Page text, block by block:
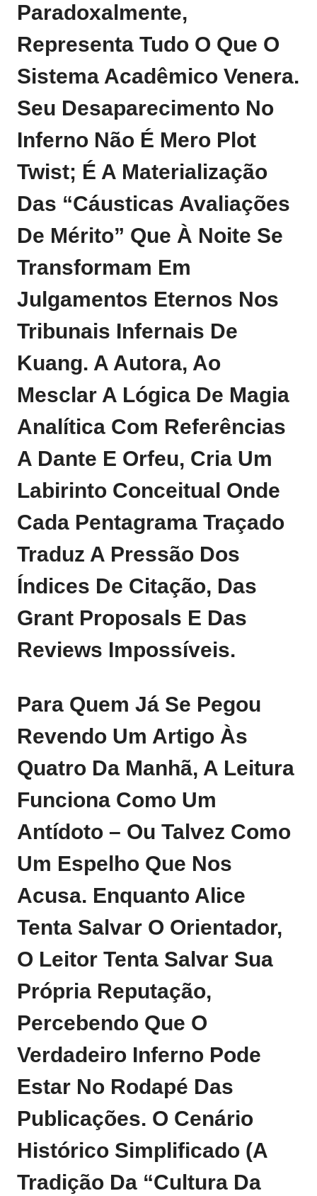
Paradoxalmente,
Representa Tudo O Que O
Sistema Acadêmico Venera.
Seu Desaparecimento No
Inferno Não É Mero Plot
Twist; É A Materialização
Das “cáusticas Avaliações
De Mérito” Que À Noite Se
Transformam Em
Julgamentos Eternos Nos
Tribunais Infernais De
Kuang. A Autora, Ao
Mesclar A Lógica De Magia
Analítica Com Referências
A Dante E Orfeu, Cria Um
Labirinto Conceitual Onde
Cada Pentagrama Traçado
Traduz A Pressão Dos
Índices De Citação, Das
Grant Proposals E Das
Reviews Impossíveis.
Para Quem Já Se Pegou
Revendo Um Artigo Às
Quatro Da Manhã, A Leitura
Funciona Como Um
Antídoto – Ou Talvez Como
Um Espelho Que Nos
Acusa. Enquanto Alice
Tenta Salvar O Orientador,
O Leitor Tenta Salvar Sua
Própria Reputação,
Percebendo Que O
Verdadeiro Inferno Pode
Estar No Rodapé Das
Publicações. O Cenário
Histórico Simplificado (a
Tradição Da “cultura Da